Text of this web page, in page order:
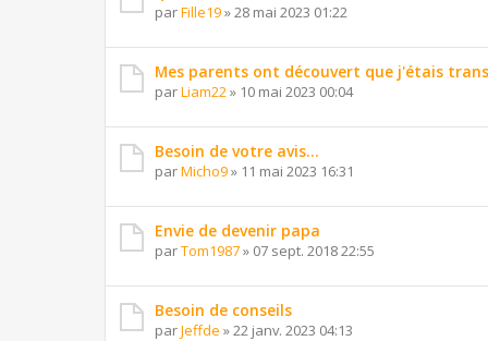
parFille19»28 mai 2023 01:22
Mes parents ont découvert que j'étais trans
parLiam22 » 10 mai 2023 00:04
Besoin de votre avis...
parMicho9» 11 mai 2023 16:31
Envie de devenir papa
parTom1987» 07 sept. 2018 22:55
Besoin de conseils
parJeffde »22 janv. 2023 04:13